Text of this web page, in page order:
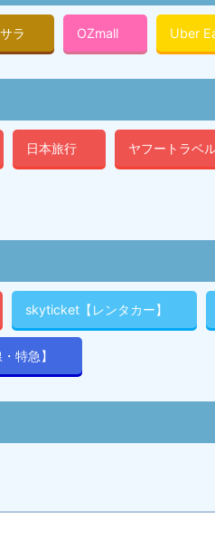
ラ OZmall Uber
日本旅行 ヤフートラベ
skyticket【レンタカー】
特急】